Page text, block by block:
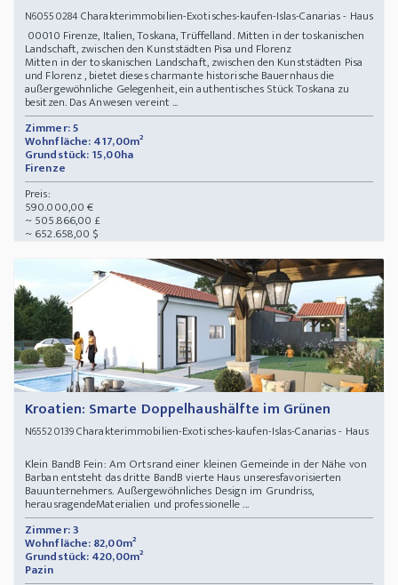
N60550284Charakterimmobilien-Exotisches-kaufen-Islas-Canarias - Haus
00010 Firenze, Italien, Toskana, Trüffelland. Mitten in der toskanischen
Landschaft, zwischen den Kunststädten Pisa und Florenz
Mitten in der toskanischen Landschaft, zwischen den Kunststädten Pisa
und Florenz , bietet dieses charmante historische Bauernhaus die
außergewöhnliche Gelegenheit, ein authentisches Stück Toskana zu
besitzen. Das Anwesen vereint ...
Zimmer: 5
Wohnfläche: 417,00m²
Grundstück: 15,00ha
Firenze
Preis:
590.000,00 €
~ 505.866,00 £
~ 652.658,00 $
Kroatien: Smarte Doppelhaushälfte im Grünen
N65520139Charakterimmobilien-Exotisches-kaufen-Islas-Canarias - Haus
Klein BandB Fein: Am Ortsrand einer kleinen Gemeinde in der Nähe von
Barban entsteht das dritte BandB vierte Haus unseresfavorisierten
Bauunternehmers. Außergewöhnliches Design im Grundriss,
herausragendeMaterialien und professionelle ...
Zimmer: 3
Wohnfläche: 82,00m²
Grundstück: 420,00m²
Pazin